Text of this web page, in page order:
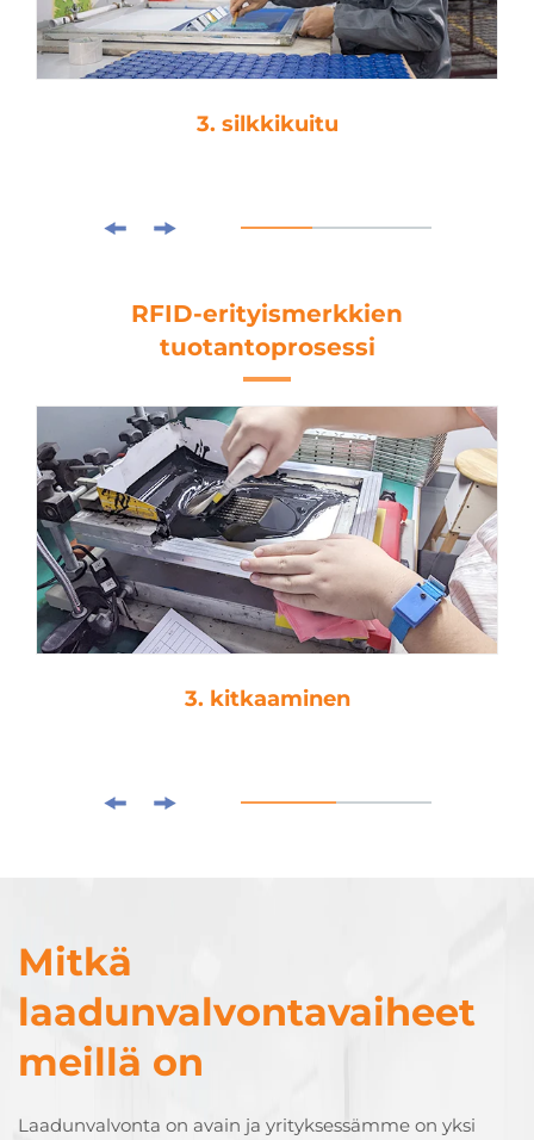
3. silkkikuitu
RFID-erityismerkkien
tuotantoprosessi
3. kitkaaminen
Mitkä
laadunvalvontavaiheet
meillä on
Laadunvalvonta on avain ja yrityksessämme on yksi